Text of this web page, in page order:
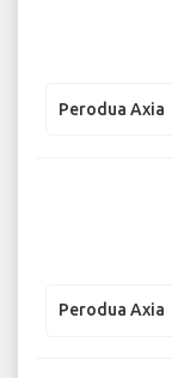
Perodua Axia
Perodua Axia